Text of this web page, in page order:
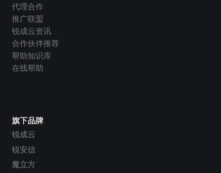
旗下品牌
锐成云
锐安信
魔立方
代理合作
推广联盟
锐成云资讯
合作伙伴推荐
帮助知识库
在线帮助